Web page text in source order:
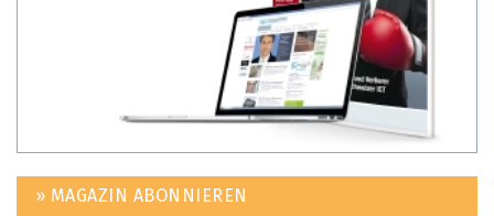
» MAGAZIN ABONNIEREN